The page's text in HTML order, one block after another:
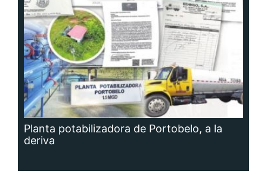
Planta potabilizadora de Portobelo, a la
deriva